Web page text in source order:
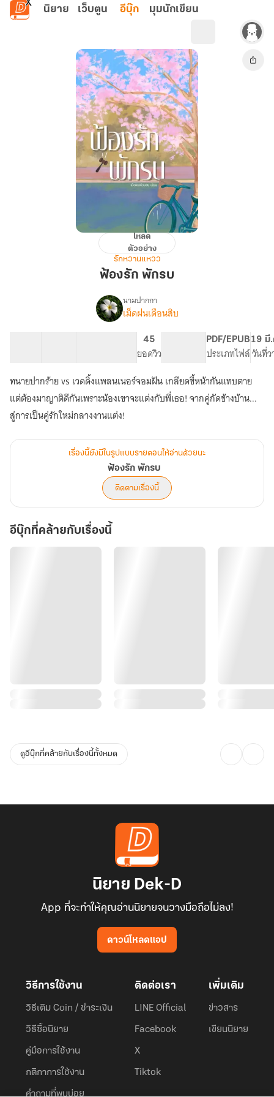
ข้ามไปยังเนื้อหาหลัก
นิยาย เว็บตูน อีบุ๊ก มุมนักเขียน
โหลด
ตัวอย่าง
รักหวานแหวว
ฟ้องรัก พักรบ
เรื่อง
รัก
พัก
รบ
นามปากกา
เม็ดฝนเดือนสิบ
45
ยอดวิว
PDF/EPUB
ประเภทไฟล์
19 มี
วันที่ว
ทนายปากร้าย vs เวดดิ้งแพลนเนอร์จอมฝัน เกลียดขี้หน้ากันแทบตาย
แต่ต้องมาญาติดีกันเพราะน้องเขาจะแต่งกับพี่เธอ! จากคู่กัดข้างบ้าน...
สู่การเป็นคู่รักใหม่กลางงานแต่ง!
เรื่องนี้ยังมีในรูปแบบรายตอนให้อ่านด้วยนะ
ฟ้องรัก พักรบ
ติดตามเรื่องนี้
อีบุ๊กที่คล้ายกับเรื่องนี้
ดูอีบุ๊กที่คล้ายกับเรื่องนี้ทั้งหมด
นิยาย Dek-D
App ที่จะทำให้คุณอ่านนิยายจนวางมือถือไม่ลง!
ดาวน์โหลดแอป
วิธีการใช้งาน
วิธีเติม Coin / ชำระเงิน
วิธีซื้อนิยาย
คู่มือการใช้งาน
กติกาการใช้งาน
คำถามที่พบบ่อย
ติดต่อเรา
LINE Official
Facebook
X
Tiktok
เพิ่มเติม
ข่าวสาร
เขียนนิยาย